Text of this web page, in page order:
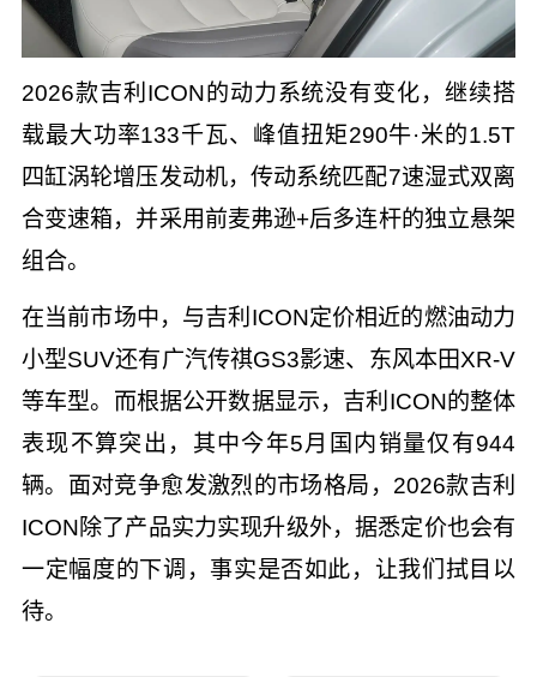
2026款吉利ICON的动力系统没有变化，继续搭
载最大功率133千瓦、峰值扭矩290牛·米的1.5T
四缸涡轮增压发动机，传动系统匹配7速湿式双离
合变速箱，并采用前麦弗逊+后多连杆的独立悬架
组合。
在当前市场中，与吉利ICON定价相近的燃油动力
小型SUV还有广汽传祺GS3影速、东风本田XR-V
等车型。而根据公开数据显示，吉利ICON的整体
表现不算突出，其中今年5月国内销量仅有944
辆。面对竞争愈发激烈的市场格局，2026款吉利
ICON除了产品实力实现升级外，据悉定价也会有
一定幅度的下调，事实是否如此，让我们拭目以
待。